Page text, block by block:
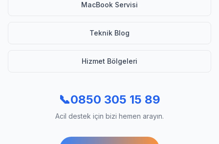
MacBook Servisi
Teknik Blog
Hizmet Bölgeleri
📞0850 305 15 89
Acil destek için bizi hemen arayın.